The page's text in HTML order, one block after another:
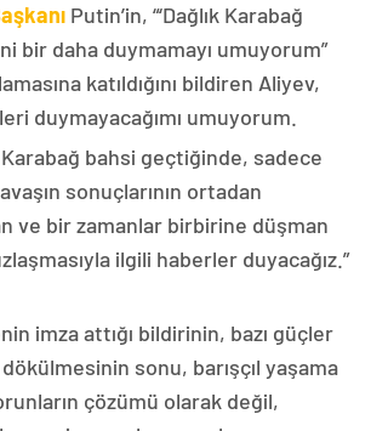
Putin’in, “‘Dağlık Karabağ
bir daha duymamayı umuyorum”
katıldığını bildiren Aliyev,
duymayacağımı umuyorum.
Karabağ bahsi geçtiğinde, sadece
sonuçlarının ortadan
ve bir zamanlar birbirine düşman
ilgili haberler duyacağız.”
imza attığı bildirinin, bazı güçler
sonu, barışçıl yaşama
çözümü olarak değil,